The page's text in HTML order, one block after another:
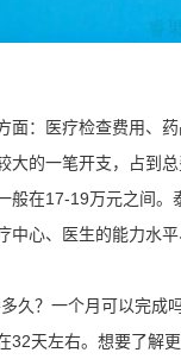
面：医疗检查费用、
大的一笔开支，占到
般在17-19万元之间。
中心、医生的能力水
久？一个月可以完成
32天左右。想要了解